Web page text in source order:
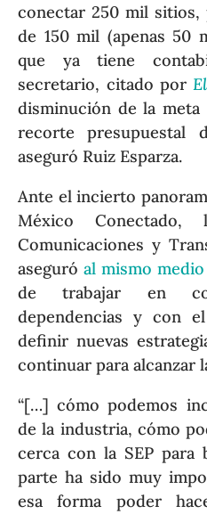
conectar 250 mil sitios,
de 150 mil (apenas 50
que ya tiene
secretario, citado por
disminución de la
recorte presupuestal
aseguró Ruiz Esparza.
Ante el incierto
México Conectado,
Comunicaciones y
aseguróal mismo medio
de trabajar en
dependencias y con
definir nuevas
continuar para alcanzar
“[…] cómo podemos
de la industria, cómo
cerca con la SEP para
parte ha sido muy
esa forma poder